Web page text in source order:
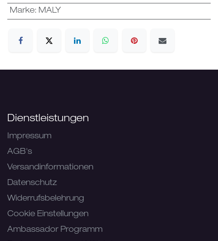
Marke: MALY
Dienstleistungen
Impressum
AGB's
Versandinformationen
Datenschutz
Widerrufsbelehrung
Cookie Einstellungen
Ambassador Programm